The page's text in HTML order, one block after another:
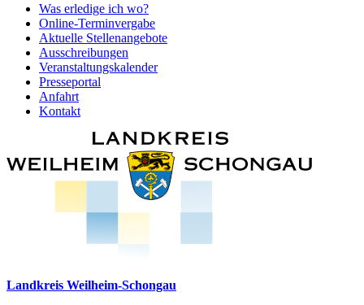
Was erledige ich wo?
Online-Terminvergabe
Aktuelle Stellenangebote
Ausschreibungen
Veranstaltungskalender
Presseportal
Anfahrt
Kontakt
Landkreis Weilheim-Schongau